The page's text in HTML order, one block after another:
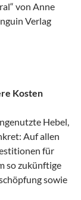
von Anne
Verlag
Kosten
Hebel,
Auf allen
für
so zukünftige
sowie